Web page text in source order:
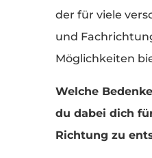
der für viele
und
Möglichkeiten
Welche
du dabei dich
Richtung zu